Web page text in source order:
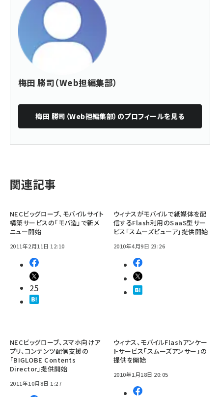
梅田 勝司（Web担編集部）
梅田 勝司（Web担編集部） のプロフィールを見る
関連記事
NECビッグローブ、モバイルサイト
構築サービスの「モバ造」で新メ
ニュー開始
2011年2月11日 12:10
25
ウィナスがモバイルで紙媒体を配
信するFlash利用のSaaS型サー
ビス「スムーズビューア」提供開始
2010年4月9日 23:26
NECビッグローブ、スマホ向けア
プリ、コンテンツ配信支援の
「BIGLOBE Contents
Director」提供開始
2011年10月8日 1:27
ウィナス、モバイルFlashアンケー
トサービス「スムーズアンサー」の
提供を開始
2010年1月18日 20:05